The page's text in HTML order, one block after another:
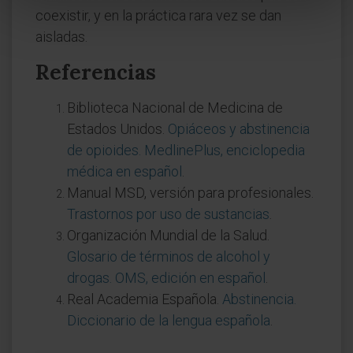
coexistir, y en la práctica rara vez se dan
aisladas.
Referencias
Biblioteca Nacional de Medicina de
Estados Unidos. Opiáceos y abstinencia
de opioides. MedlinePlus, enciclopedia
médica en español
Manual MSD, versión para profesionales.
Trastornos por uso de sustancias
Organización Mundial de la Salud.
Glosario de términos de alcohol y
drogas. OMS, edición en español
Real Academia Española. Abstinencia.
Diccionario de la lengua española